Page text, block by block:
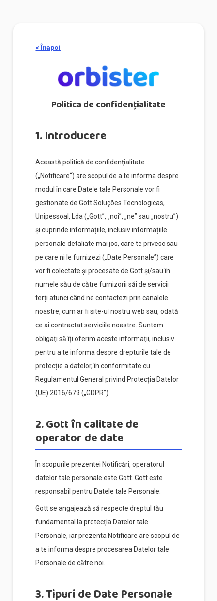
< Înapoi
Politica de confidențialitate
1. Introducere
Această politică de confidențialitate
(„Notificare“) are scopul de a te informa despre
modul în care Datele tale Personale vor fi
gestionate de Gott Soluções Tecnologicas,
Unipessoal, Lda („Gott”, „noi”, „ne” sau „nostru”)
și cuprinde informațiile, inclusiv informațiile
personale detaliate mai jos, care te privesc sau
pe care ni le furnizezi („Date Personale”) care
vor fi colectate și procesate de Gott și/sau în
numele său de către furnizorii săi de servicii
terți atunci când ne contactezi prin canalele
noastre, cum ar fi site-ul nostru web sau, odată
ce ai contractat serviciile noastre. Suntem
obligați să îți oferim aceste informații, inclusiv
pentru a te informa despre drepturile tale de
protecție a datelor, în conformitate cu
Regulamentul General privind Protecția Datelor
(UE) 2016/679 („GDPR”).
2. Gott în calitate de
operator de date
În scopurile prezentei Notificări, operatorul
datelor tale personale este Gott. Gott este
responsabil pentru Datele tale Personale.
Gott se angajează să respecte dreptul tău
fundamental la protecția Datelor tale
Personale, iar prezenta Notificare are scopul de
a te informa despre procesarea Datelor tale
Personale de către noi.
3. Tipuri de Date Personale